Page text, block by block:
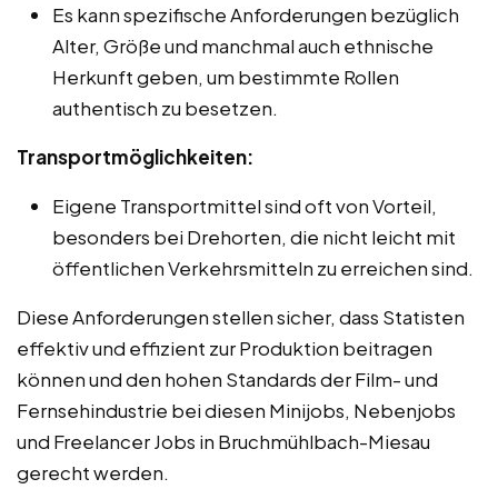
Es kann spezifische Anforderungen bezüglich
Alter, Größe und manchmal auch ethnische
Herkunft geben, um bestimmte Rollen
authentisch zu besetzen.
Transportmöglichkeiten:
Eigene Transportmittel sind oft von Vorteil,
besonders bei Drehorten, die nicht leicht mit
öffentlichen Verkehrsmitteln zu erreichen sind.
Diese Anforderungen stellen sicher, dass Statisten
effektiv und effizient zur Produktion beitragen
können und den hohen Standards der Film- und
Fernsehindustrie bei diesen Minijobs, Nebenjobs
und Freelancer Jobs in Bruchmühlbach-Miesau
gerecht werden.